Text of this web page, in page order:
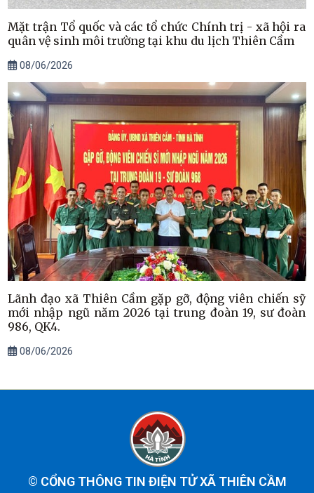
Mặt trận Tổ quốc và các tổ chức Chính trị - xã hội ra
quân vệ sinh môi trường tại khu du lịch Thiên Cầm
08/06/2026
Lãnh đạo xã Thiên Cầm gặp gỡ, động viên chiến sỹ
mới nhập ngũ năm 2026 tại trung đoàn 19, sư đoàn
986, QK4.
08/06/2026
© CỔNG THÔNG TIN ĐIỆN TỬ XÃ THIÊN CẦM